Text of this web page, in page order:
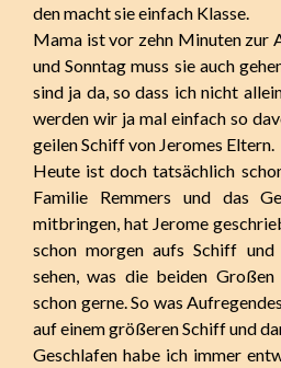
den macht sie einfach Klasse.
Mama ist vor zehn Minuten zur
und Sonntag muss sie auch
sind ja da, so dass ich nicht
werden wir ja mal einfach so
geilen Schiff von Jeromes Eltern.
Heute ist doch tatsächlich
Familie Remmers und das
mitbringen, hat Jerome
schon morgen aufs Schiff
sehen, was die beiden
schon gerne. So was
auf einem größeren Schiff und
Geschlafen habe ich immer